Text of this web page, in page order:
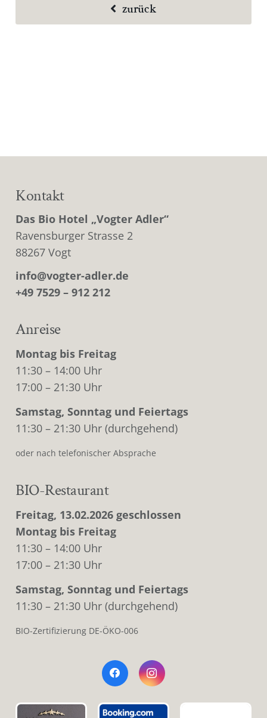
zurück
Kontakt
Das Bio Hotel „Vogter Adler“
Ravensburger Strasse 2
88267 Vogt
info@vogter-adler.de
+49 7529 – 912 212
Anreise
Montag bis Freitag
11:30 – 14:00 Uhr
17:00 – 21:30 Uhr
Samstag, Sonntag und Feiertags
11:30 – 21:30 Uhr (durchgehend)
oder nach telefonischer Absprache
BIO-Restaurant
Freitag, 13.02.2026 geschlossen
Montag bis Freitag
11:30 – 14:00 Uhr
17:00 – 21:30 Uhr
Samstag, Sonntag und Feiertags
11:30 – 21:30 Uhr (durchgehend)
BIO-Zertifizierung DE-ÖKO-006